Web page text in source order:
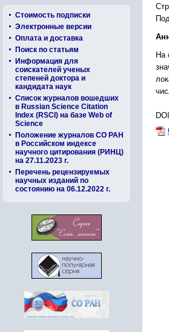
Стоимость подписки
Электронные версии
Оплата и доставка
Поиск по статьям
Информация для
соискателей ученых
степеней доктора и
кандидата наук
Список журналов вошедших
в Russian Science Citation
Index (RSCI) на базе Web of
Science
Положение журналов СО РАН
в Российском индексе
научного цитирования (РИНЦ)
на 27.11.2023 г.
Перечень рецензируемых
научных изданий по
состоянию на 06.12.2022 г.
На